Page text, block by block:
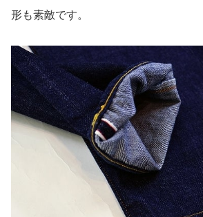
形も素敵です。